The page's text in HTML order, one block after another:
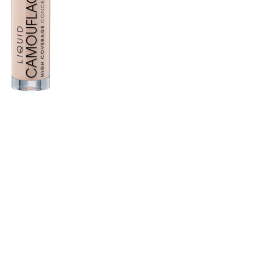
ERSTELLEN